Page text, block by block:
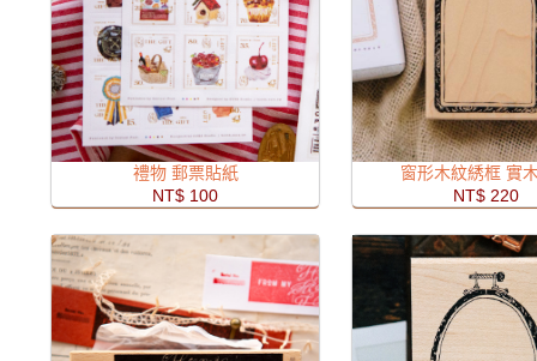
禮物 郵票貼紙
NT$ 100
窗形木紋綉框 實
NT$ 220